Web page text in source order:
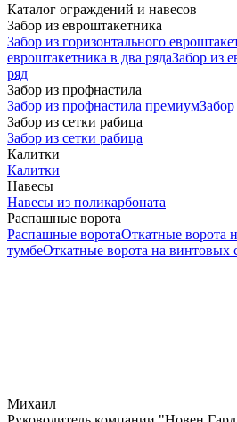
Каталог ограждений и навесов
Забор из евроштакетника
Забор из горизонтального
евроштакетника в два рядаЗабор из
ряд
Забор из профнастила
Забор из профнастила премиум
Забор из сетки рабица
Забор из сетки рабица
Калитки
Калитки
Навесы
Навесы из поликарбоната
Распашные ворота
Распашные воротаОткатные ворота
тумбеОткатные ворота на винтовых
Михаил